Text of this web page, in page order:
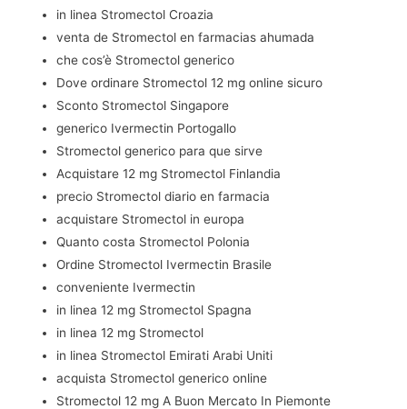
in linea Stromectol Croazia
venta de Stromectol en farmacias ahumada
che cos’è Stromectol generico
Dove ordinare Stromectol 12 mg online sicuro
Sconto Stromectol Singapore
generico Ivermectin Portogallo
Stromectol generico para que sirve
Acquistare 12 mg Stromectol Finlandia
precio Stromectol diario en farmacia
acquistare Stromectol in europa
Quanto costa Stromectol Polonia
Ordine Stromectol Ivermectin Brasile
conveniente Ivermectin
in linea 12 mg Stromectol Spagna
in linea 12 mg Stromectol
in linea Stromectol Emirati Arabi Uniti
acquista Stromectol generico online
Stromectol 12 mg A Buon Mercato In Piemonte